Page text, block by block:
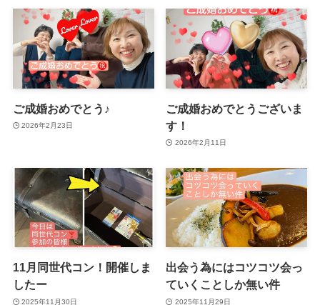
ご成婚おめでとう♪
2026年2月23日
ご成婚おめでとうございま
す！
2026年2月11日
11月同世代コン！開催しま
したー
2025年11月30日
出会う為にはコツコツ会っ
ていくことしか無い件
2025年11月29日